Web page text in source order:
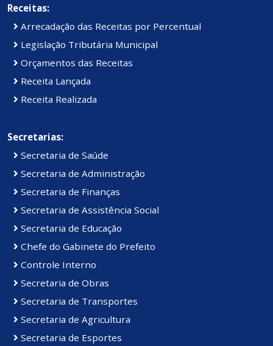
Receitas:
Arrecadação das Receitas por Percentual
Legislação Tributária Municipal
Orçamentos das Receitas
Receita Lançada
Receita Realizada
Secretarias:
Secretaria de Saúde
Secretaria de Administração
Secretaria de Finanças
Secretaria de Assistência Social
Secretaria de Educação
Chefe do Gabinete do Prefeito
Controle Interno
Secretaria de Obras
Secretaria de Transportes
Secretaria de Agricultura
Secretaria de Esportes